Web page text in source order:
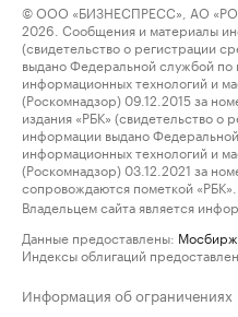
© ООО «БИЗНЕСПРЕСС», АО
2026. Сообщения и материалы
(свидетельство о регистрации
выдано Федеральной службой по
информационных технологий и
(Роскомнадзор) 09.12.2015 за
издания «РБК» (свидетельство о
информации выдано
информационных технологий и
(Роскомнадзор) 03.12.2021 за
сопровождаются пометкой «РБК».
Владельцем сайта является
Данные предоставлены:
Индексы облигаций
Информация об ограничениях